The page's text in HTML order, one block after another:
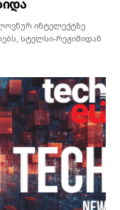
ინტელექტზე
სტელსი-რეჟიმიდან